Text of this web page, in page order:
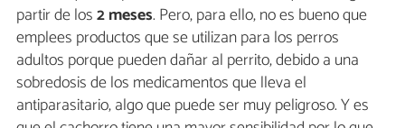
partir de los2 meses. Pero, para ello, no es bueno que
emplees productos que se utilizan para los perros
adultos porque pueden dañar al perrito, debido a una
sobredosis de los medicamentos que lleva el
antiparasitario, algo que puede ser muy peligroso. Y es